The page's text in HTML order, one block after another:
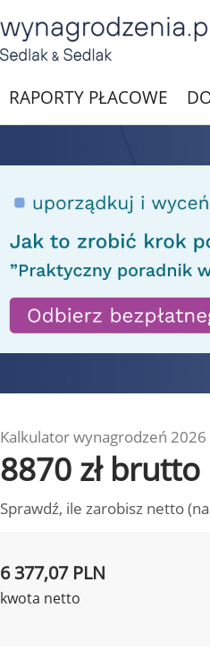
RAPORTY PŁACOWE
Kalkulator wynagrodzeń 2026
8870 zł
Sprawdź, ile zarobisz netto
6 377,07 PLN
kwota netto